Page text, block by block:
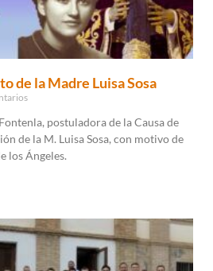
de la Madre Luisa Sosa
postuladora de la Causa de
de la M. Luisa Sosa, con motivo de
los Ángeles.